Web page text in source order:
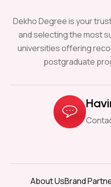
Dekho Degree is your
and selecting the most
universities offering
postgraduate
About UsBrand